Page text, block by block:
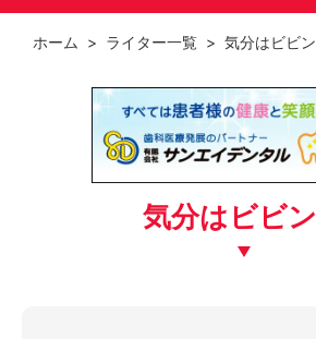
ホーム > ライター一覧 > 気分はビビ
気分はビビ